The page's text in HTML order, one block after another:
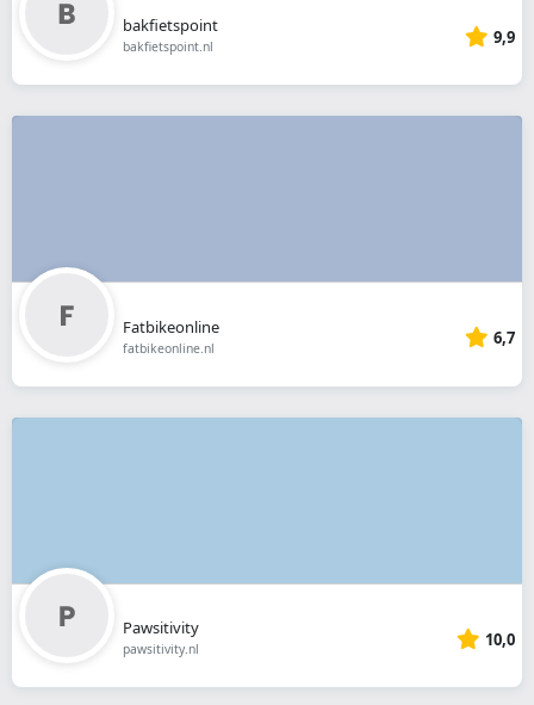
bakfietspoint
bakfietspoint.nl 9,9
Fatbikeonline
fatbikeonline.nl 6,7
Pawsitivity
pawsitivity.nl 10,0